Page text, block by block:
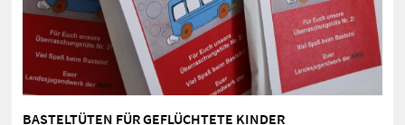
BASTELTÜTEN FÜR GEFLÜCHTETE KINDER